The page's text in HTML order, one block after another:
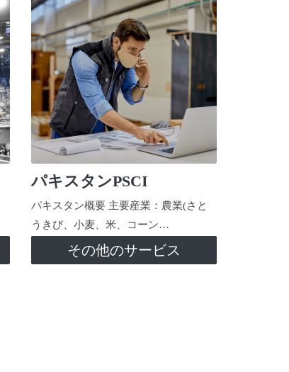
パキスタンPSCI
パキスタン概要 主要産業：農業(さと
うきび、小麦、米、コーン…
その他のサービス